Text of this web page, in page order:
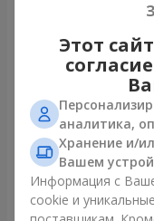
Букет "Дежавю"
3 058 грн
Заказать
Этот
аналитика,
Хранение и/
Вашем
Информация с
cookie и